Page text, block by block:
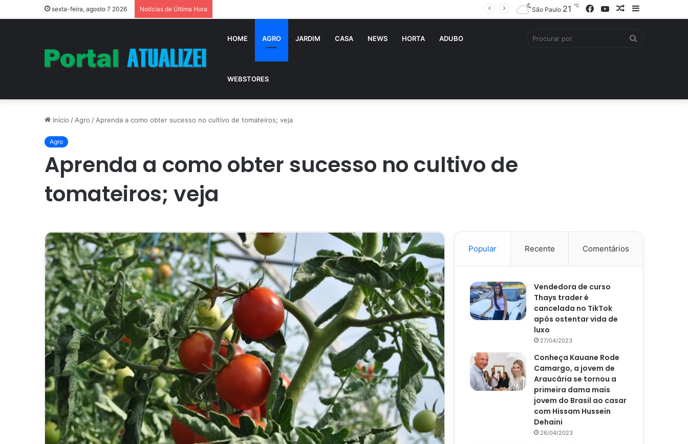
sexta-feira, agosto 7 2026 Notícias de Última Hora
Barra
Artigo
YouTube
Facebook
São Paulo 21 ℃
HOME AGRO JARDIM CASA NEWS HORTA ADUBO
WEBSTORES
Início / Agro / Aprenda a como obter sucesso no cultivo de tomateiros; veja
Agro
Aprenda a como obter sucesso no cultivo de
tomateiros; veja
Popular Recente Comentários
Vendedora de curso
Thays trader é
cancelada no TikTok
após ostentar vida de
luxo
27/04/2023
Conheça Kauane Rode
Camargo, a jovem de
Araucária se tornou a
primeira dama mais
jovem do Brasil ao casar
com Hissam Hussein
Dehaini
26/04/2023